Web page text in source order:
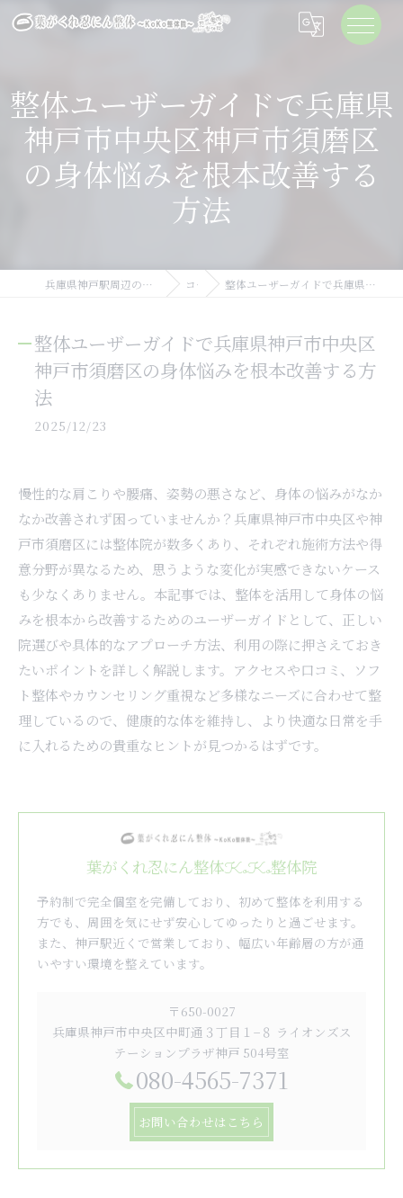
整体ユーザーガイドで兵庫県
神戸市中央区神戸市須磨区
の身体悩みを根本改善する
方法
兵庫県神戸駅周辺の整体なら葉がくれ忍にん整体KoKo整体院 コラム 整体ユーザーガイドで兵庫県神戸市中央区神戸市須磨区の身体悩みを根本改善する方法
整体ユーザーガイドで兵庫県神戸市中央区
神戸市須磨区の身体悩みを根本改善する方
法
2025/12/23
慢性的な肩こりや腰痛、姿勢の悪さなど、身体の悩みがなか
なか改善されず困っていませんか？兵庫県神戸市中央区や神
戸市須磨区には整体院が数多くあり、それぞれ施術方法や得
意分野が異なるため、思うような変化が実感できないケース
も少なくありません。本記事では、整体を活用して身体の悩
みを根本から改善するためのユーザーガイドとして、正しい
院選びや具体的なアプローチ方法、利用の際に押さえておき
たいポイントを詳しく解説します。アクセスや口コミ、ソフ
ト整体やカウンセリング重視など多様なニーズに合わせて整
理しているので、健康的な体を維持し、より快適な日常を手
に入れるための貴重なヒントが見つかるはずです。
葉がくれ忍にん整体KoKo整体院
予約制で完全個室を完備しており、初めて整体を利用する
方でも、周囲を気にせず安心してゆったりと過ごせます。
また、神戸駅近くで営業しており、幅広い年齢層の方が通
いやすい環境を整えています。
〒650-0027
兵庫県神戸市中央区中町通３丁目１−８ ライオンズス
テーションプラザ神戸 504号室
080-4565-7371
お問い合わせはこちら